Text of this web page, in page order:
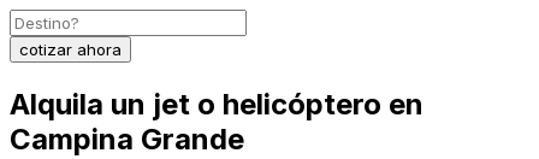
cotizar ahora
Alquila un jet o helicóptero en
Campina Grande